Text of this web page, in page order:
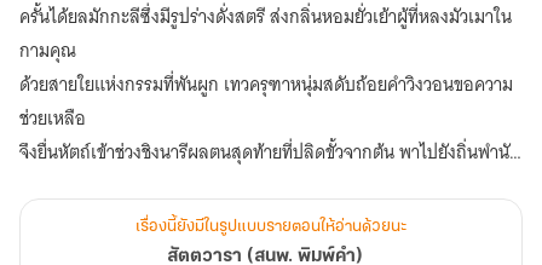
ครั้นได้ยลมักกะลีซึ่งมีรูปร่างดั่งสตรี ส่งกลิ่นหอมยั่วเย้าผู้ที่หลงมัวเมาใน
กามคุณ
ด้วยสายใยแห่งกรรมที่พันผูก เทวครุฑาหนุ่มสดับถ้อยคำวิงวอนขอความ
ช่วยเหลือ
จึงยื่นหัตถ์เข้าช่วงชิงนารีผลตนสุดท้ายที่ปลิดขั้วจากต้น พาไปยังถิ่นพำนัก
นางไร้ชื่อ...ไร้ที่พำนัก...ไร้ความทรงจำ
กายสุวรรณจึงมอบนามให้แก่นาง ตามรัตนชาติที่เนรมิตขึ้นจากหยาดน้ำ
เรื่องนี้ยังมีในรูปแบบรายตอนให้อ่านด้วยนะ
สัตตวารา (สนพ. พิมพ์คำ)